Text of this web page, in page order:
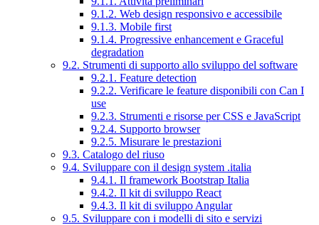
9.1.2. Web design responsivo e accessibile
9.1.3. Mobile first
9.1.4. Progressive enhancement e Graceful
degradation
9.2. Strumenti di supporto allo sviluppo del software
9.2.1. Feature detection
9.2.2. Verificare le feature disponibili con Can I
use
9.2.3. Strumenti e risorse per CSS e JavaScript
9.2.4. Supporto browser
9.2.5. Misurare le prestazioni
9.3. Catalogo del riuso
9.4. Sviluppare con il design system .italia
9.4.1. Il framework Bootstrap Italia
9.4.2. Il kit di sviluppo React
9.4.3. Il kit di sviluppo Angular
9.5. Sviluppare con i modelli di sito e servizi